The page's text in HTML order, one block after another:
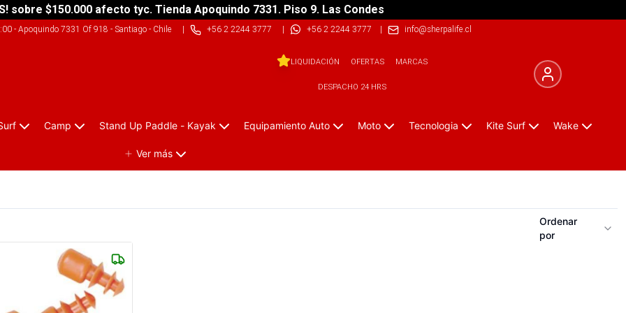
sobre $150.000 afecto tyc. Tienda Apoquindo 7331. Piso 9. Las Condes
- Apoquindo 7331 Of 918 - Santiago - Chile| +56 2 2244 3777 | +56 2 2244 3777 | info@sherpalife.cl
LIQUIDACIÓN OFERTAS MARCAS
DESPACHO 24 HRS
Camp Stand Up Paddle - Kayak Equipamiento Auto Moto Tecnologia Kite Surf Wake
Ver más
Ordenar
por